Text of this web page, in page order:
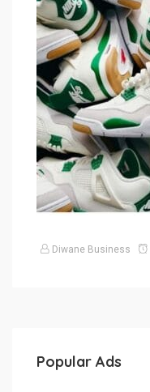
Diwane Business
Popular Ads